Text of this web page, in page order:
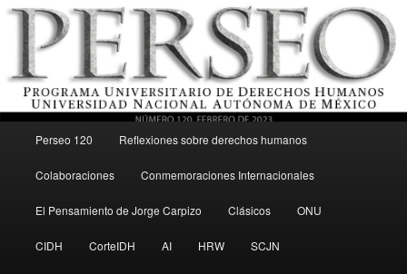
Perseo – PUDH UNAM
Ir al contenido secundario
Perseo 120 Reflexiones sobre derechos humanos
Colaboraciones Conmemoraciones Internacionales
El Pensamiento de Jorge Carpizo Clásicos ONU
CIDH CorteIDH AI HRW SCJN